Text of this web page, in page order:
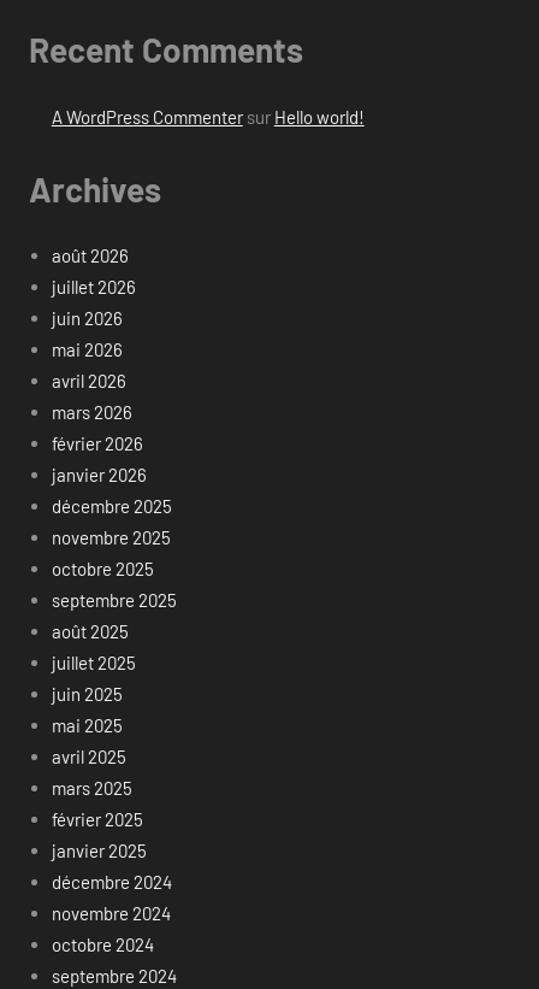
Recent Comments
A WordPress Commentersur Hello world!
Archives
août 2026
juillet 2026
juin 2026
mai 2026
avril 2026
mars 2026
février 2026
janvier 2026
décembre 2025
novembre 2025
octobre 2025
septembre 2025
août 2025
juillet 2025
juin 2025
mai 2025
avril 2025
mars 2025
février 2025
janvier 2025
décembre 2024
novembre 2024
octobre 2024
septembre 2024